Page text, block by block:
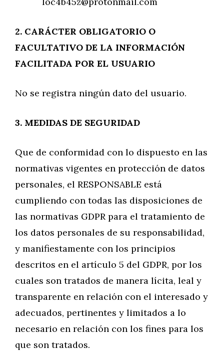
2. CARÁCTER OBLIGATORIO O
FACULTATIVO DE LA INFORMACIÓN
FACILITADA POR EL USUARIO
No se registra ningún dato del usuario.
3. MEDIDAS DE SEGURIDAD
Que de conformidad con lo dispuesto en las
normativas vigentes en protección de datos
personales, el RESPONSABLE está
cumpliendo con todas las disposiciones de
las normativas GDPR para el tratamiento de
los datos personales de su responsabilidad,
y manifiestamente con los principios
descritos en el artículo 5 del GDPR, por los
cuales son tratados de manera lícita, leal y
transparente en relación con el interesado y
adecuados, pertinentes y limitados a lo
necesario en relación con los fines para los
que son tratados.